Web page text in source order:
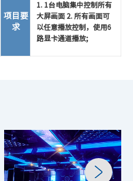
项目要
求
1. 1台电脑集中控制所有
大屏画面 2. 所有画面可
以任意播放控制，使用6
路显卡通道播放;